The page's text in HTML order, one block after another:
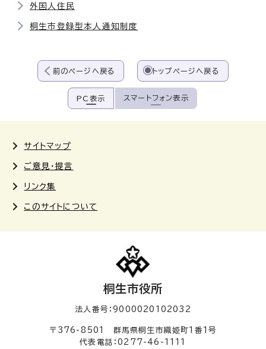
外国人住民
桐生市登録型本人通知制度
前のページへ戻る トップページへ戻る
PC表示 スマートフォン表示
サイトマップ
ご意見・提言
リンク集
このサイトについて
桐生市役所
法人番号：9000020102032
〒376-8501 群馬県桐生市織姫町1番1号
代表電話：0277-46-1111